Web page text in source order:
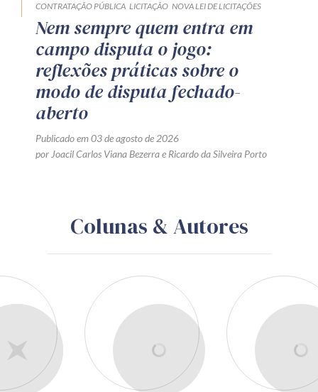
CONTRATAÇÃO PÚBLICA LICITAÇÃO NOVA LEI DE LICITAÇÕES
Nem sempre quem entra em
campo disputa o jogo:
reflexões práticas sobre o
modo de disputa fechado-
aberto
Publicado em 03 de agosto de 2026
por Joacil Carlos Viana Bezerrae Ricardo da Silveira Porto
Colunas & Autores